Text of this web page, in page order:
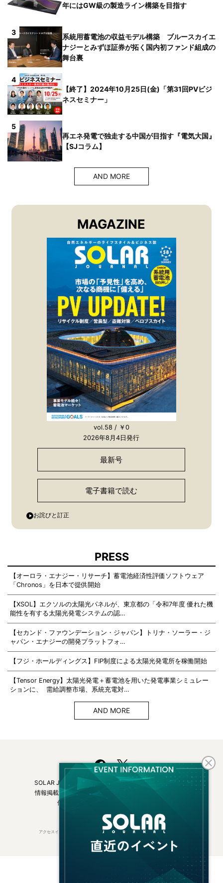
年にはGW級の製造ライン構築を目指す
3
系統用蓄電池の収益モデル構築 ブルースカイエ
ナジーとみずほ証券が拓く国内初ファンド組成の
舞台裏
4
【終了】2024年10月25日(金)「第31回PVビジ
ネスセミナー」
5
再エネ発電で独走する中国が目指す『電気大国』
【SJコラム】
AND MORE
MAGAZINE
vol.58 / ￥0
2026年8月4日発行
最新号
電子書籍で読む
お詫びと訂正
PRESS
【オーロラ・エナジー・リサーチ】蓄電池経済性評価ソフトウェア
「Chronos」を日本で提供開始
【XSOL】エクソルの太陽光パネルが、東京都の「令和7年度 優れた機
能性を有する太陽光発電システムの認…
【セカンド・ファウンデーション・ジャパン】トリナ・ソーラー・ジ
ャパン・エナジーの開発プラットフォ…
【フジ・ホールディングス】FIP制度による太陽光発電所を稼働開始
【Tensor Energy】太陽光発電＋蓄電池を用いた発電事業シミュレー
ションに、 需給調整市場、系統充電対…
AND MORE
SOLAR JOURNALについて
フリーマガジンはこちら
情報掲載について
広告掲載について
個人情報保護方針
アクセスインターナショナルは持続可能な開発目標（SDGs）を支援しています。
© 2026 Access International Ltd.